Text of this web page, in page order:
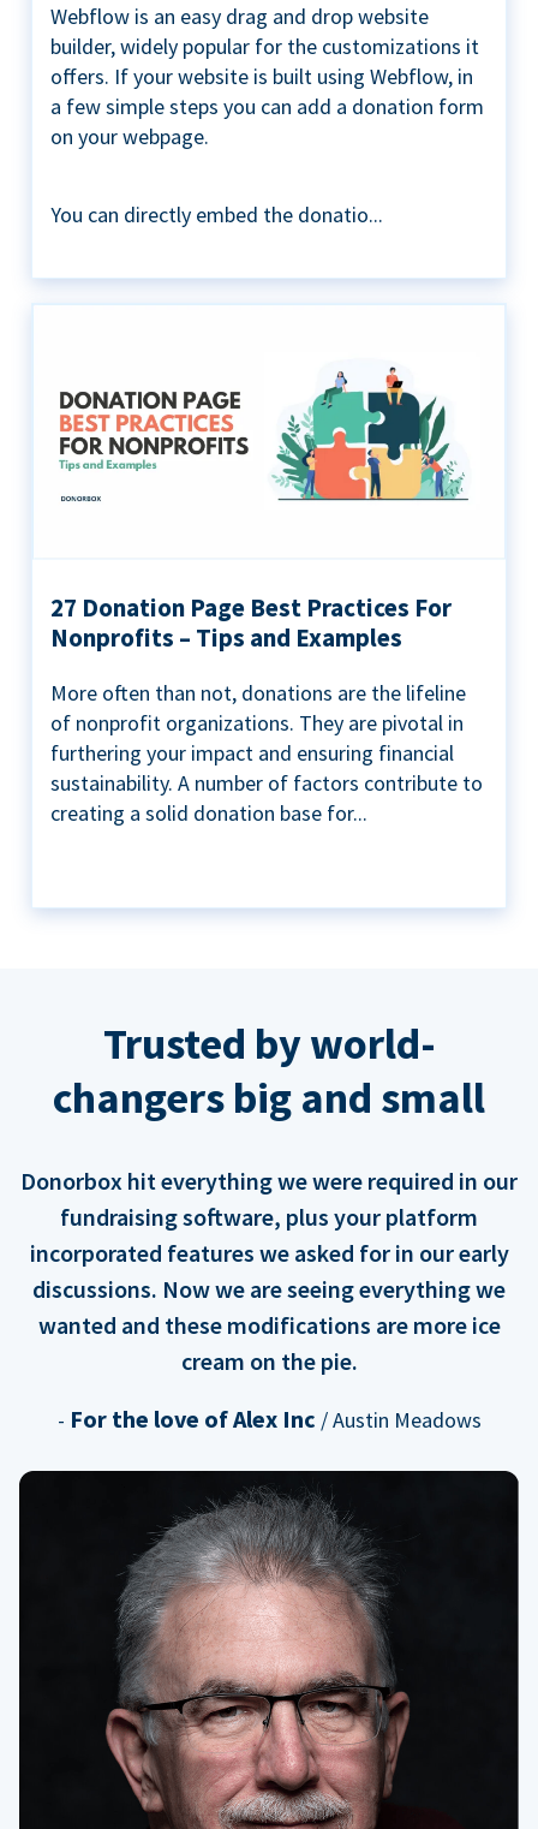
Webflow is an easy drag and drop website
builder, widely popular for the customizations it
offers. If your website is built using Webflow, in
a few simple steps you can add a donation form
on your webpage.
You can directly embed the donatio...
27 Donation Page Best Practices For
Nonprofits – Tips and Examples
More often than not, donations are the lifeline
of nonprofit organizations. They are pivotal in
furthering your impact and ensuring financial
sustainability. A number of factors contribute to
creating a solid donation base for...
Trusted by world-
changers big and small
Donorbox hit everything we were required in our
fundraising software, plus your platform
incorporated features we asked for in our early
discussions. Now we are seeing everything we
wanted and these modifications are more ice
cream on the pie.
- For the love of Alex Inc / Austin Meadows